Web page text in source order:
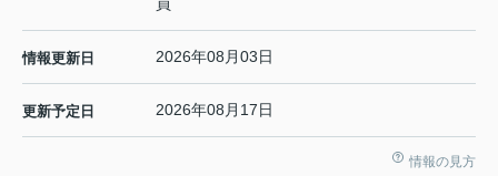
情報更新日 2026年08月03日
更新予定日 2026年08月17日
情報の見方